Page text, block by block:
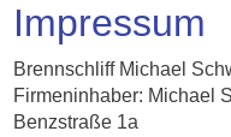
Impressum
Brennschliff Michael
Firmeninhaber: Michael
Benzstraße 1a